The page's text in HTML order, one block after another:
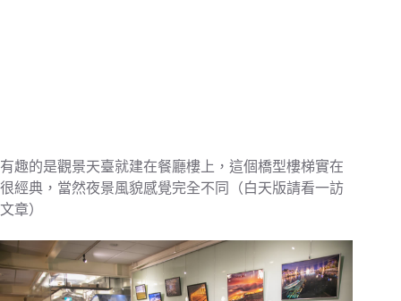
有趣的是觀景天臺就建在餐廳樓上，這個橋型樓梯實在
很經典，當然夜景風貌感覺完全不同（白天版請看一訪
文章）